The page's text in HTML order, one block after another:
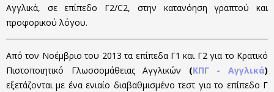
Αγγλικά, σε επίπεδο Γ2/C2, στην κατανόηση γραπτού και
προφορικού λόγου.
Από τον Νοέμβριο του 2013 τα επίπεδα Γ1 και Γ2 για το Κρατικό
Πιστοποιητικό Γλωσσομάθειας Αγγλικών (ΚΠΓ - Αγγλικά)
εξετάζονται με ένα ενιαίο διαβαθμισμένο τεστ για το επίπεδο Γ